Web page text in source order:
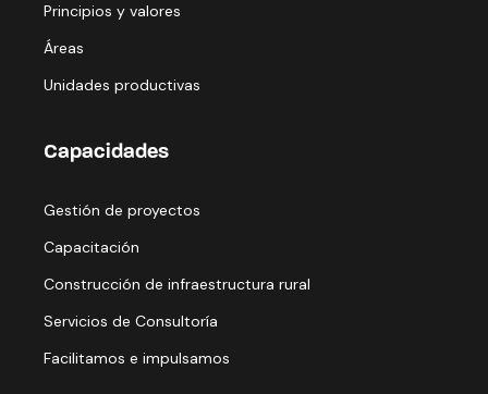
Principios y valores
Áreas
Unidades productivas
Capacidades
Gestión de proyectos
Capacitación
Construcción de infraestructura rural
Servicios de Consultoría
Facilitamos e impulsamos